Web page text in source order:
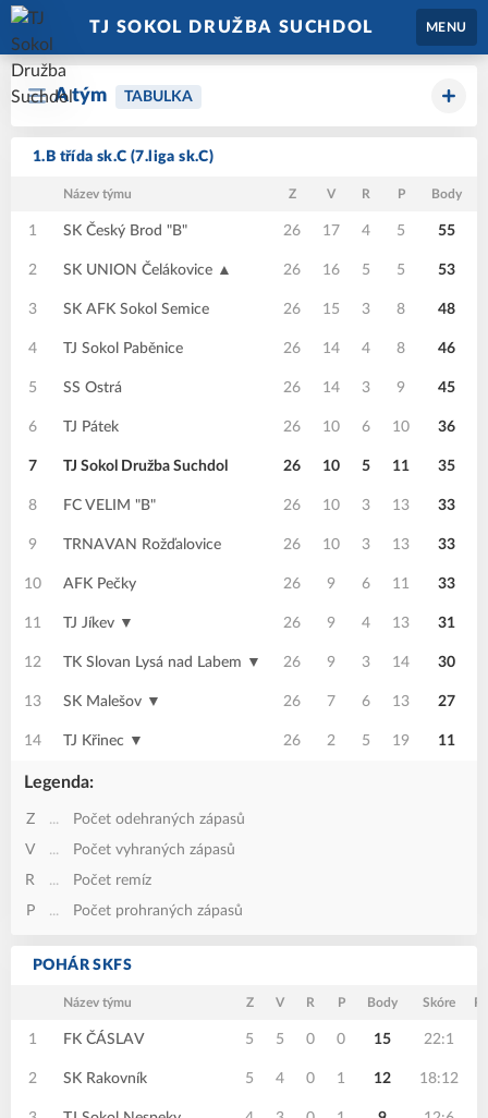
TJ SOKOL DRUŽBA SUCHDOL MENU
A tým TABULKA
1.B třída sk.C (7.liga sk.C)
Název týmu Z V R P Body
1 SK Český Brod "B" 26 17 4 5 55
2 SK UNION Čelákovice ▲ 26 16 5 5 53
3 SK AFK Sokol Semice 26 15 3 8 48
4 TJ Sokol Paběnice 26 14 4 8 46
5 SS Ostrá 26 14 3 9 45
6 TJ Pátek 26 10 6 10 36
7 TJ Sokol Družba Suchdol 26 10 5 11 35
8 FC VELIM "B" 26 10 3 13 33
9 TRNAVAN Rožďalovice 26 10 3 13 33
10 AFK Pečky 26 9 6 11 33
11 TJ Jíkev ▼ 26 9 4 13 31
12 TK Slovan Lysá nad Labem ▼ 26 9 3 14 30
13 SK Malešov ▼ 26 7 6 13 27
14 TJ Křinec ▼ 26 2 5 19 11
Legenda:
Z ...
Počet odehraných zápasů
V
...
Počet vyhraných zápasů
R
...
Počet remíz
P
... Počet prohraných zápasů
POHÁR SKFS
Název týmu Z V R P Body Skóre
1 FK ČÁSLAV 5 5 0 0 15 22:1
2 SK Rakovník 5 4 0 1 12 18:12